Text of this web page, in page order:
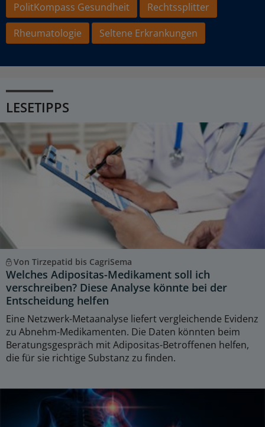
PolitKompass Gesundheit
Rechtssplitter
Rheumatologie
Seltene Erkrankungen
LESETIPPS
Von Tirzepatid bis CagriSema
Welches Adipositas-Medikament soll ich
verschreiben? Diese Analyse könnte bei der
Entscheidung helfen
Eine Netzwerk-Metaanalyse liefert vergleichende Evidenz
zu Abnehm-Medikamenten. Die Daten könnten beim
Beratungsgespräch mit Adipositas-Betroffenen helfen,
die für sie richtige Substanz zu finden.